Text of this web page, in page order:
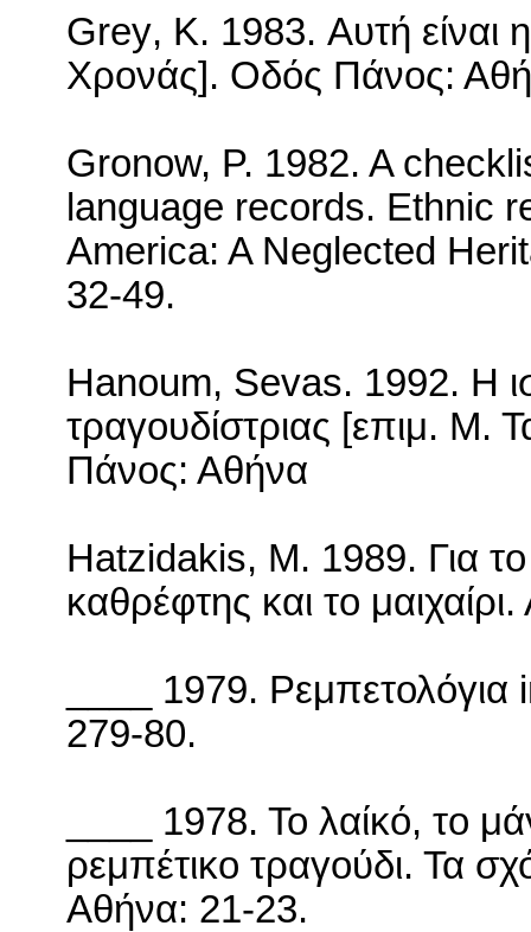
Grey, K. 1983. Αυτή είναι
Χρονάς]. Οδός Πάνος:
Gronow, P. 1982. A
language records. Ethnic
America: A Neglected
32-49.
Hanoum, Sevas. 1992. Η
τραγουδίστριας [επιμ. Μ.
Πάνος: Αθήνα
Hatzidakis, M. 1989. Για
καθρέφτης και το
____ 1979. Ρεμπετολόγια
279-80.
____ 1978. Το λαίκό, το
ρεμπέτικο τραγούδι. Τα
Αθήνα: 21-23.